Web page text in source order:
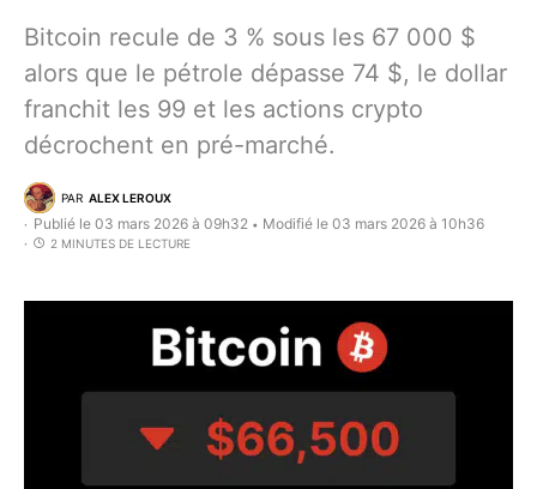
Bitcoin recule de 3 % sous les 67 000 $
alors que le pétrole dépasse 74 $, le dollar
franchit les 99 et les actions crypto
décrochent en pré-marché.
PAR ALEX LEROUX
Publié le 03 mars 2026 à 09h32 • Modifié le 03 mars 2026 à 10h36
2 MINUTES DE LECTURE